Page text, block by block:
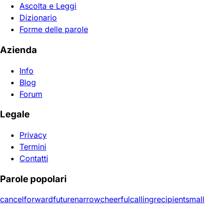
Ascolta e Leggi
Dizionario
Forme delle parole
Azienda
Info
Blog
Forum
Legale
Privacy
Termini
Contatti
Parole popolari
cancelforwardfuturenarrowcheerfulcallingrecipientsmall